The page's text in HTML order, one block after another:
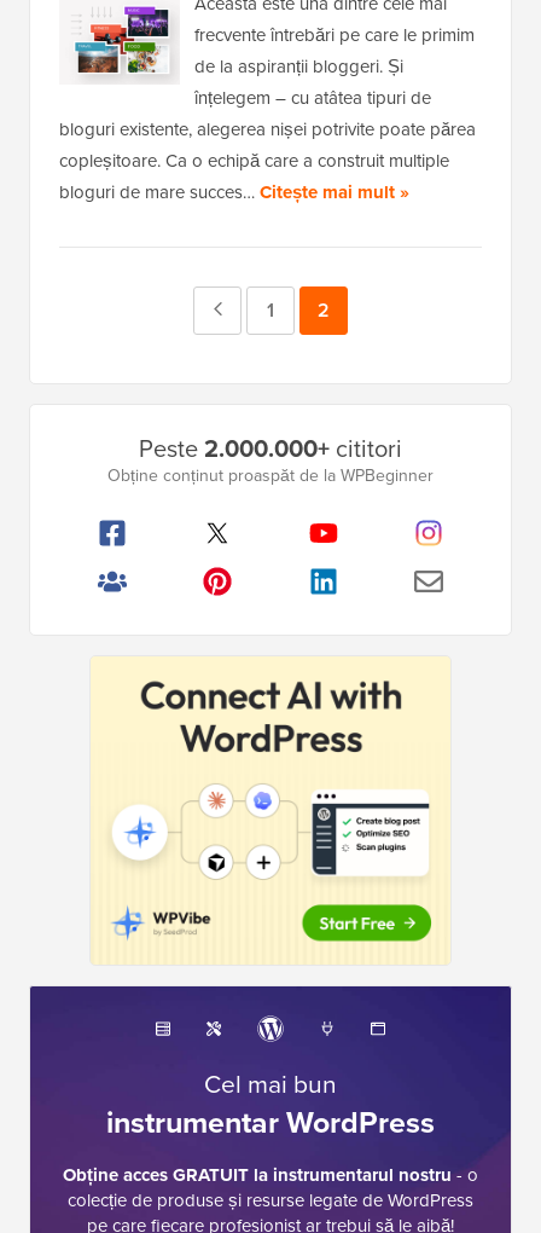
frecvente întrebări pe care le primim
de la aspiranții bloggeri. Și
înțelegem – cu atâtea tipuri de
bloguri existente, alegerea nișei potrivite poate părea
copleșitoare. Ca o echipă care a construit multiple
bloguri de mare succes…Citește mai mult »
PaginaPagina
1 Pagina
2
laterală
principală
Peste2.000.000+ cititori
Obține conținut proaspăt de la WPBeginner
Cel mai bun
instrumentar WordPress
Obține acces GRATUIT la instrumentarul nostru - o
colecție de produse și resurse legate de WordPress
pe care fiecare profesionist ar trebui să le aibă!